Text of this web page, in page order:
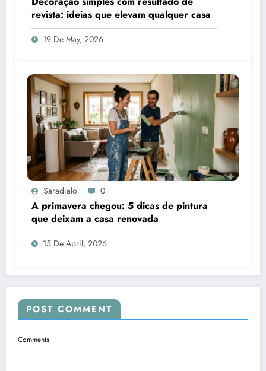
revista: ideias que elevam qualquer casa
19 De May, 2026
Saradjalo 0
A primavera chegou: 5 dicas de pintura
que deixam a casa renovada
15 De April, 2026
POST COMMENT
Comments